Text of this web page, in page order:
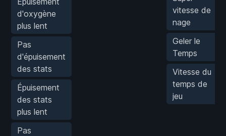
d'oxygène
plus lent
Pas
d'épuisement
des stats
Épuisement
des stats
plus lent
Pas
vitesse de
nage
Geler le
Temps
Vitesse du
temps de
jeu